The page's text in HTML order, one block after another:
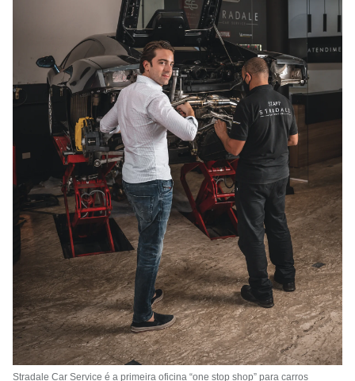
Stradale Car Service é a primeira oficina “one stop shop” para carros